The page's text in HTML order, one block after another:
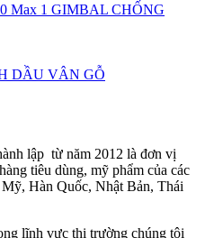
GIMBAL CHỐNG
DẦU VÂN GỖ
lập từ năm 2012 là đơn vị
tiêu dùng, mỹ phẩm của các
Hàn Quốc, Nhật Bản, Thái
lĩnh vực thị trường chúng tôi